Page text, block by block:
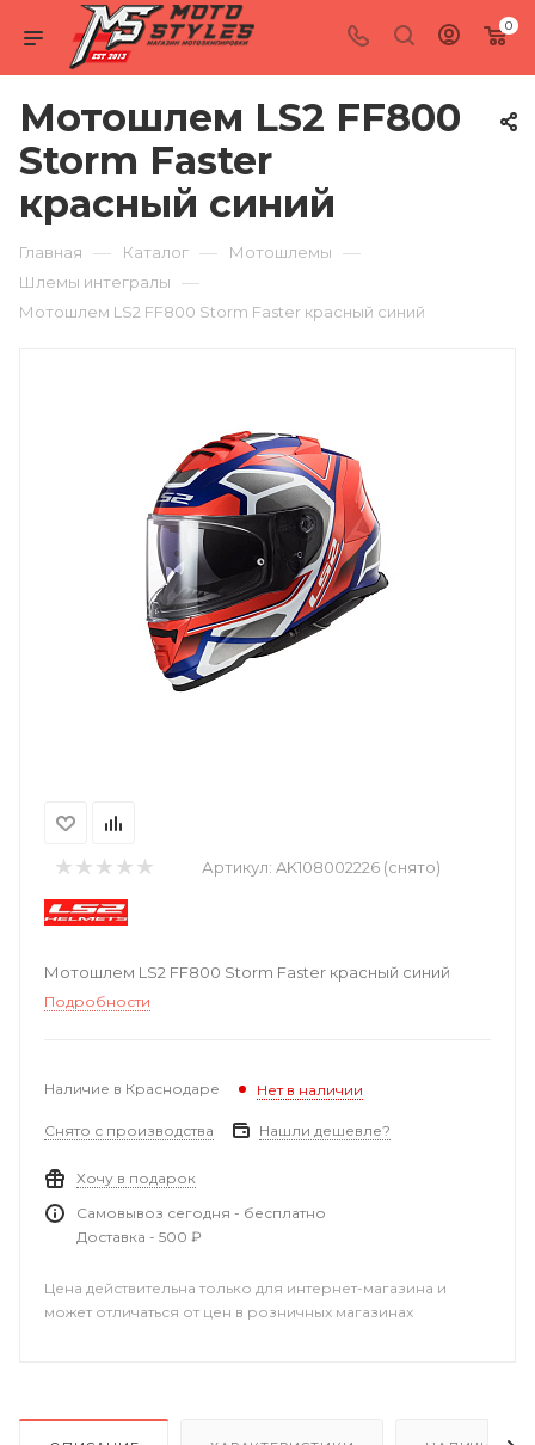
0
Мотошлем LS2 FF800
Storm Faster
красный синий
Главная — Каталог — Мотошлемы —
Шлемы интегралы —
Мотошлем LS2 FF800 Storm Faster красный синий
Артикул: AK108002226 (снято)
Мотошлем LS2 FF800 Storm Faster красный синий
Подробности
Наличие в Краснодаре Нет в наличии
Снято с производства Нашли дешевле?
Хочу в подарок
Самовывоз сегодня - бесплатно
Доставка - 500 ₽
Цена действительна только для интернет-магазина и
может отличаться от цен в розничных магазинах